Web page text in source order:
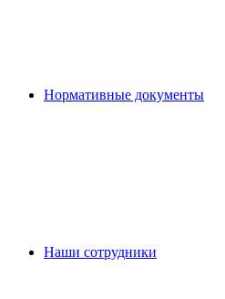
Нормативные документы
Наши сотрудники